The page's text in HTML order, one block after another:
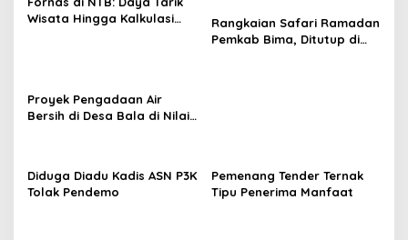
Wisata Hingga Kalkulasi
Rangkaian Safari Ramadan
Pemkab Bima, Ditutup di
Proyek Pengadaan Air
Bersih di Desa Bala di Nilai
Diduga Diadu Kadis ASN P3K
Tolak Pendemo
Pemenang Tender Ternak
Tipu Penerima Manfaat